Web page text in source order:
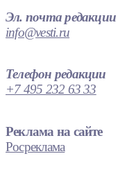
Эл. почта редакции
info@vesti.ru
Телефон редакции
+7 495 232 63 33
Реклама на сайте
Росреклама